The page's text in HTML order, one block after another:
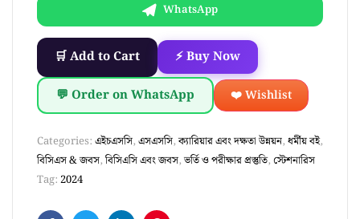
WhatsApp
🛒 Add to Cart
⚡ Buy Now
💬 Order on WhatsApp
❤️ Wishlist
Categories:এইচএসসি,এসএসসি,ক্যারিয়ার এবং দক্ষতা উন্নয়ন,ধর্মীয় বই,
বিসিএস & জবস,বিসিএসি এবং জবস,ভর্তি ও পরীক্ষার প্রস্তুতি,স্টেশনারিস
Tag:2024